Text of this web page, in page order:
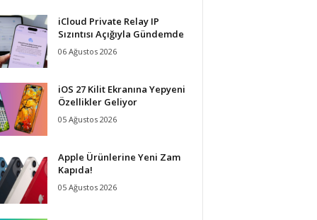
iCloud Private Relay IP
Sızıntısı Açığıyla Gündemde
06 Ağustos 2026
iOS 27 Kilit Ekranına Yepyeni
Özellikler Geliyor
05 Ağustos 2026
Apple Ürünlerine Yeni Zam
Kapıda!
05 Ağustos 2026